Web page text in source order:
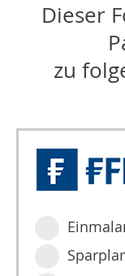
Dieser
zu